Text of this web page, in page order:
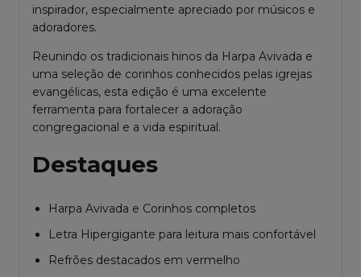
inspirador, especialmente apreciado por músicos e
adoradores.
Reunindo os tradicionais hinos da Harpa Avivada e
uma seleção de corinhos conhecidos pelas igrejas
evangélicas, esta edição é uma excelente
ferramenta para fortalecer a adoração
congregacional e a vida espiritual.
Destaques
Harpa Avivada e Corinhos completos
Letra Hipergigante para leitura mais confortável
Refrões destacados em vermelho